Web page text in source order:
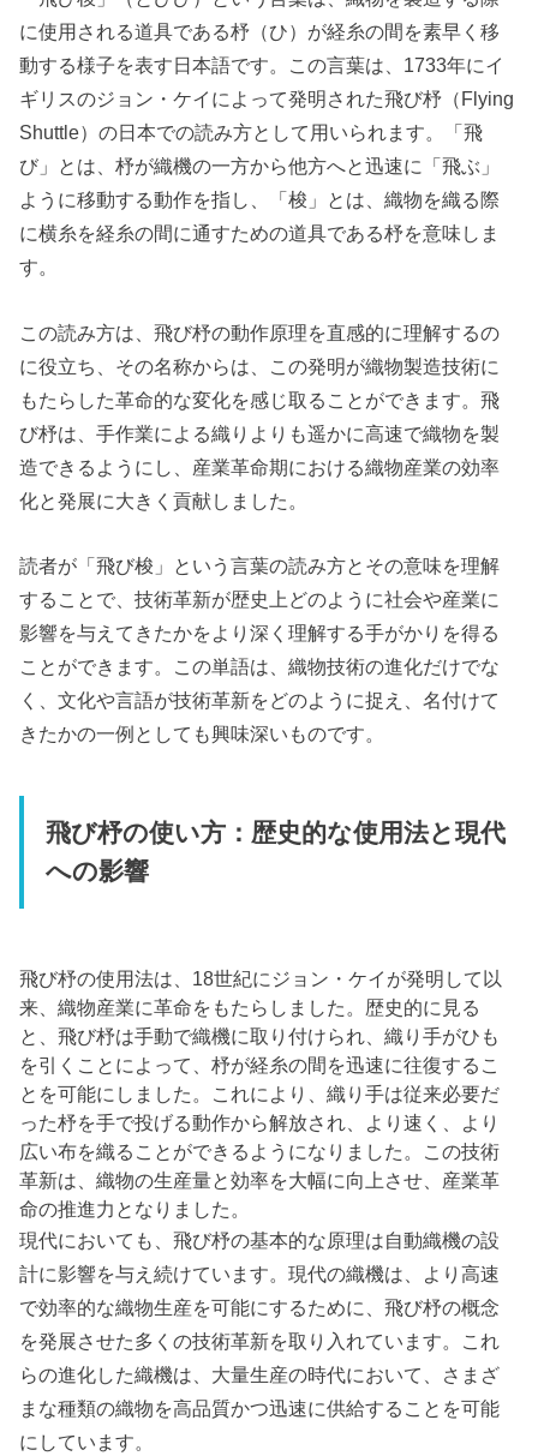
に使用される道具である杼（ひ）が経糸の間を素早く移
動する様子を表す日本語です。この言葉は、1733年にイ
ギリスのジョン・ケイによって発明された飛び杼（Flying
Shuttle）の日本での読み方として用いられます。「飛
び」とは、杼が織機の一方から他方へと迅速に「飛ぶ」
ように移動する動作を指し、「梭」とは、織物を織る際
に横糸を経糸の間に通すための道具である杼を意味しま
す。
この読み方は、飛び杼の動作原理を直感的に理解するの
に役立ち、その名称からは、この発明が織物製造技術に
もたらした革命的な変化を感じ取ることができます。飛
び杼は、手作業による織りよりも遥かに高速で織物を製
造できるようにし、産業革命期における織物産業の効率
化と発展に大きく貢献しました。
読者が「飛び梭」という言葉の読み方とその意味を理解
することで、技術革新が歴史上どのように社会や産業に
影響を与えてきたかをより深く理解する手がかりを得る
ことができます。この単語は、織物技術の進化だけでな
く、文化や言語が技術革新をどのように捉え、名付けて
きたかの一例としても興味深いものです。
飛び杼の使い方：歴史的な使用法と現代
への影響
飛び杼の使用法は、18世紀にジョン・ケイが発明して以
来、織物産業に革命をもたらしました。歴史的に見る
と、飛び杼は手動で織機に取り付けられ、織り手がひも
を引くことによって、杼が経糸の間を迅速に往復するこ
とを可能にしました。これにより、織り手は従来必要だ
った杼を手で投げる動作から解放され、より速く、より
広い布を織ることができるようになりました。この技術
革新は、織物の生産量と効率を大幅に向上させ、産業革
命の推進力となりました。
現代においても、飛び杼の基本的な原理は自動織機の設
計に影響を与え続けています。現代の織機は、より高速
で効率的な織物生産を可能にするために、飛び杼の概念
を発展させた多くの技術革新を取り入れています。これ
らの進化した織機は、大量生産の時代において、さまざ
まな種類の織物を高品質かつ迅速に供給することを可能
にしています。